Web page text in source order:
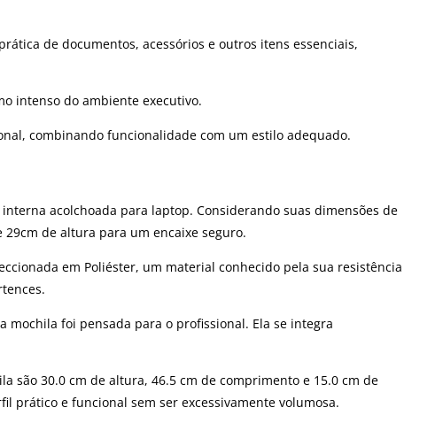
de documentos, acessórios e outros itens essenciais,
intenso do ambiente executivo.
combinando funcionalidade com um estilo adequado.
acolchoada para laptop. Considerando suas dimensões de
de altura para um encaixe seguro.
em Poliéster, um material conhecido pela sua resistência
mochila foi pensada para o profissional. Ela se integra
são 30.0 cm de altura, 46.5 cm de comprimento e 15.0 cm de
prático e funcional sem ser excessivamente volumosa.